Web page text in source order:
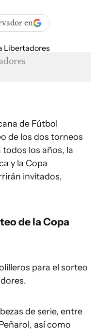
en
de Fútbol
de los dos torneos
los años, la
y la Copa
invitados,
de la Copa
para el sorteo
de serie, entre
así como